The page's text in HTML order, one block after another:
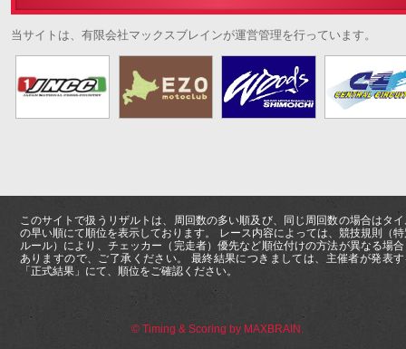
当サイトは、有限会社マックスブレインが運営管理を行っています。
このサイトで扱うリザルトは、周回数の多い順及び、同じ周回数の場合はタ
の早い順にて順位を表示しております。 レース内容によっては、競技規則（
ルール）により、チェッカー（完走者）優先など順位付けの方法が異なる場
ありますので、ご了承ください。 最終結果につきましては、主催者が発表
「正式結果」にて、順位をご確認ください。
© Timing & Scoring by MAXBRAIN.